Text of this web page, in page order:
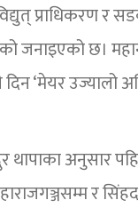
प्राधिकरण र
जनाइएको छ।
दिन ‘मेयर
अनुसार
र